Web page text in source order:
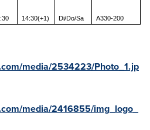
A330-200
Di/Do/Sa
14:30(+1)
media/2534223/Photo_1.jp
media/2416855/img_logo_